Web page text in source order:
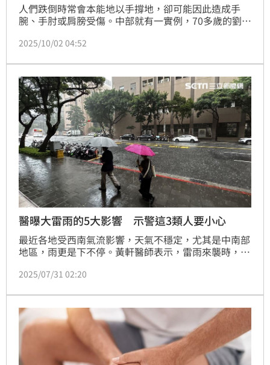
人們跌倒時常會本能地以手撐地，卻可能因此造成手
腕、手肘或肩膀受傷。中部就有一實例，70多歲的劉先
持續隱隱作痛。起初劉先生以為只是扭傷未積極治療導
難，讓他決定就醫檢查。經醫師診斷，劉先生為「舟月
韌帶損傷合併舟狀骨與橈骨關節炎」，所幸透過治療和
復健後已漸漸康復，讓他重拾日常生活。
2025/10/02 04:52
醫曝大雷雨的5大影響 示警這3類人要小心
最近各地受西南氣流影響，天氣不穩定，尤其是中南部
地區，雨更是下不停。黃軒醫師表示，雷雨來襲時，除
能會對健康帶來潛在的威脅，尤其是心血管疾病患者、
2025/07/31 02:20